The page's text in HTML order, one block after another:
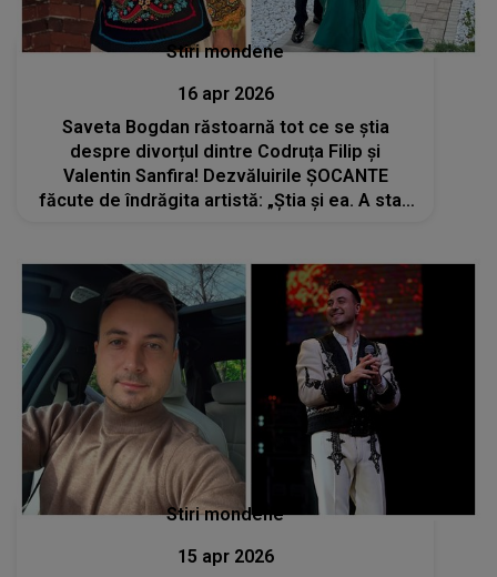
Stiri mondene
16 apr 2026
Saveta Bogdan răstoarnă tot ce se știa
despre divorțul dintre Codruța Filip și
Valentin Sanfira! Dezvăluirile ȘOCANTE
făcute de îndrăgita artistă: „Știa și ea. A stat,
Stiri mondene
15 apr 2026